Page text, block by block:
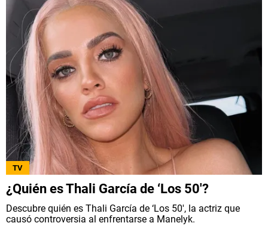
TV
¿Quién es Thali García de ‘Los 50′?
Descubre quién es Thali García de ‘Los 50′, la actriz que
causó controversia al enfrentarse a Manelyk.